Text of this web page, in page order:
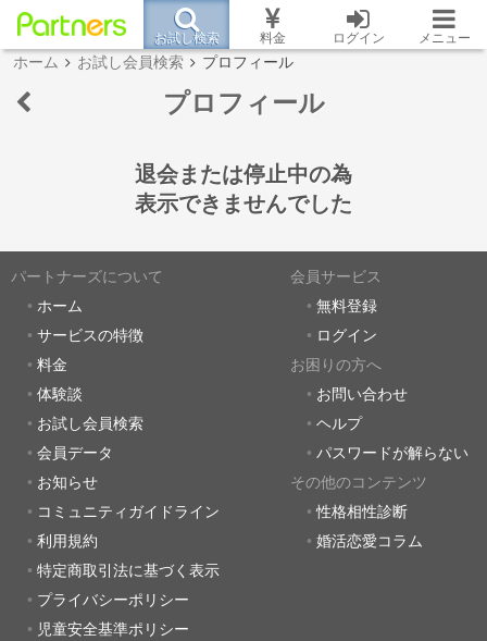
お試し検索 料金 ログイン メニュー
ホーム お試し会員検索 プロフィール
プロフィール
退会または停止中の為
表示できませんでした
パートナーズについて
ホーム
サービスの特徴
料金
体験談
お試し会員検索
会員データ
お知らせ
コミュニティガイドライン
利用規約
特定商取引法に基づく表示
プライバシーポリシー
児童安全基準ポリシー
会員サービス
無料登録
ログイン
お困りの方へ
お問い合わせ
ヘルプ
パスワードが解らない
その他のコンテンツ
性格相性診断
婚活恋愛コラム